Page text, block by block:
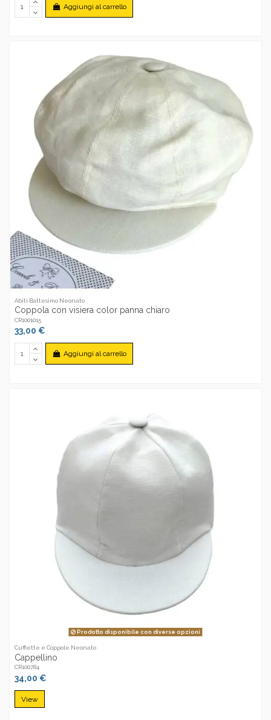
Aggiungi al carrello
Abiti Battesimo Neonato
Coppola con visiera color panna chiaro
CR1001015
33,00 €
Aggiungi al carrello
Prodotto disponibile con diverse opzioni
Cuffiette e Coppole Neonato
Cappellino
CR100784
34,00 €
View